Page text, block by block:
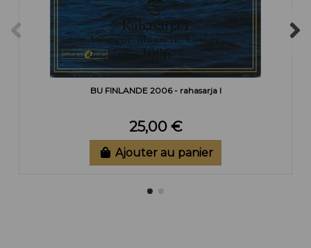
BU FINLANDE 2006 - rahasarja I
25,00 €
Ajouter au panier